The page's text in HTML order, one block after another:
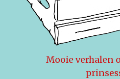
Mooie verhalen